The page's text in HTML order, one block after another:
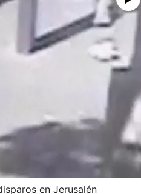
en Jerusalén